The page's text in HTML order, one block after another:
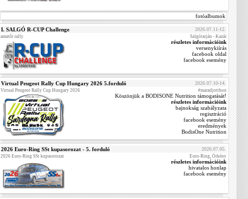
fotóalbumok
I. SALGÓ R-CUP Challenge 2026.07.11-12.
amatőr rally Salgótarján - Kazár
részletes információink
versenykiírás
facebook oldal
facebook esemény
Virtual Peugeot Rally Cup Hungary 2026 5.forduló 2026.07.10-14.
Virtual Peugeot Rally Cup Hungary 2026 #maradjotthon
Köszönjük a BODISONE Nutrition támogatását!
részletes információink
bajnokság szabályzata
regisztráció
facebook esemény
eredmények
BodisOne Nutrition
2026 Euro-Ring SSt kupasorozat - 5. forduló 2026.07.05.
2026 Euro-Ring SSt kupasorozat Euro-Ring, Örkény
részletes információink
hivatalos honlap
facebook esemény